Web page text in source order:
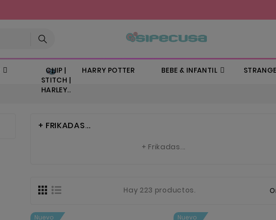
CHIP |
STITCH |
HARLEY..
HARRY POTTER BEBE & INFANTIL
+ FRIKADAS...
+ Frikadas...
Hay 223 productos.
Nuevo Nuevo